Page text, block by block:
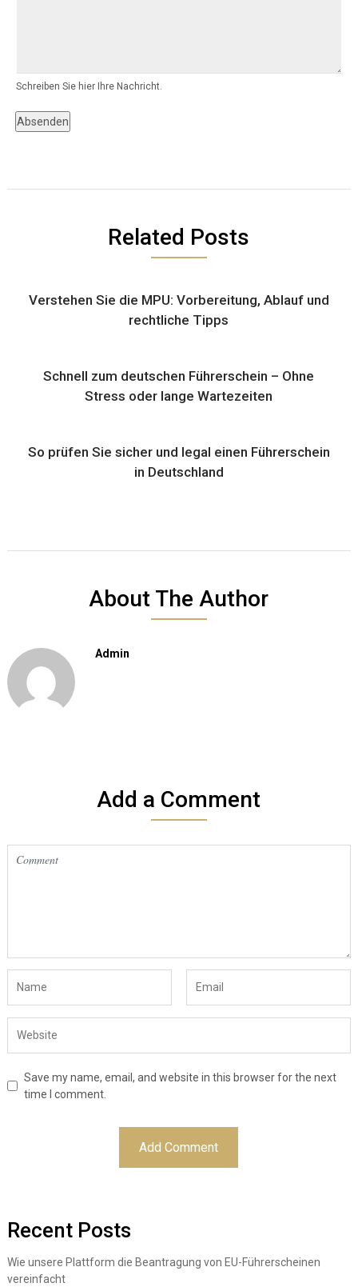
Schreiben Sie hier Ihre Nachricht.
Absenden
Related Posts
Verstehen Sie die MPU: Vorbereitung, Ablauf und
rechtliche Tipps
Schnell zum deutschen Führerschein – Ohne
Stress oder lange Wartezeiten
So prüfen Sie sicher und legal einen Führerschein
in Deutschland
About The Author
Admin
Add a Comment
Save my name, email, and website in this browser for the next
time I comment.
Recent Posts
Wie unsere Plattform die Beantragung von EU-Führerscheinen
vereinfacht